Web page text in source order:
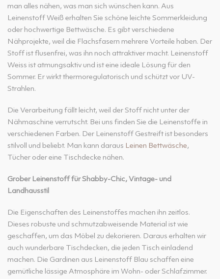
man alles nähen, was man sich wünschen kann. Aus
Leinenstoff Weiß erhalten Sie schöne leichte Sommerkleidung
oder hochwertige Bettwäsche. Es gibt verschiedene
Nähprojekte, weil die Flachsfasern mehrere Vorteile haben. Der
Stoff ist flusenfrei, was ihn noch attraktiver macht. Leinenstoff
Weiss ist atmungsaktiv und ist eine ideale Lösung für den
Sommer. Er wirkt thermoregulatorisch und schützt vor UV-
Strahlen.
Die Verarbeitung fällt leicht, weil der Stoff nicht unter der
Nähmaschine verrutscht. Bei uns finden Sie die Leinenstoffe in
verschiedenen Farben. Der Leinenstoff Gestreift ist besonders
stilvoll und beliebt. Man kann daraus Leinen Bettwäsche,
Tücher oder eine Tischdecke nähen.
Grober Leinenstoff für Shabby-Chic, Vintage- und
Landhausstil
Die Eigenschaften des Leinenstoffes machen ihn zeitlos.
Dieses robuste und schmutzabweisende Material ist wie
geschaffen, um das Möbel zu dekorieren. Daraus erhalten wir
auch wunderbare Tischdecken, die jeden Tisch einladend
machen. Die Gardinen aus Leinenstoff Blau schaffen eine
gemütliche lässige Atmosphäre im Wohn- oder Schlafzimmer.